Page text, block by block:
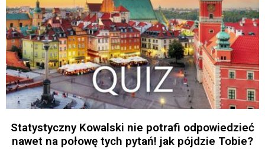
Statystyczny Kowalski nie potrafi odpowiedzieć
nawet na połowę tych pytań! jak pójdzie Tobie?